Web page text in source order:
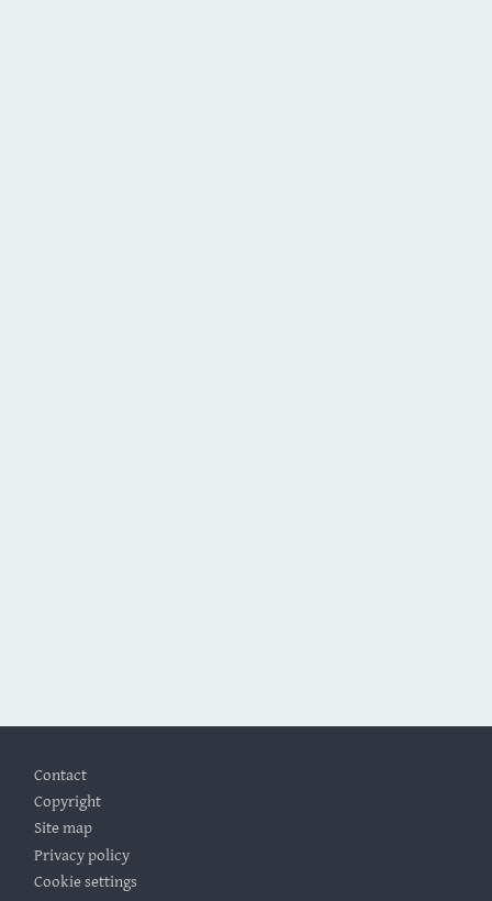
Contact
Copyright
Site map
Privacy policy
Cookie settings